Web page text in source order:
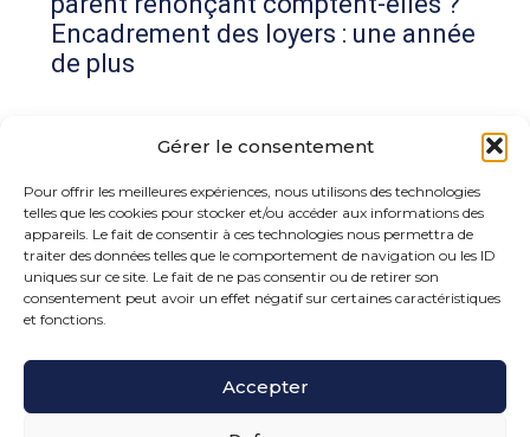
Gérer le consentement
Pour offrir les meilleures expériences, nous utilisons des technologies
telles que les cookies pour stocker et/ou accéder aux informations des
appareils. Le fait de consentir à ces technologies nous permettra de
traiter des données telles que le comportement de navigation ou les ID
uniques sur ce site. Le fait de ne pas consentir ou de retirer son
consentement peut avoir un effet négatif sur certaines caractéristiques
et fonctions.
Accepter
Encadrement des loyers : une année
de plus
Commentaires récents
Aucun commentaire à afficher.
15 rue de la Bonne Rencontre – 77860 Quincy
Voisins